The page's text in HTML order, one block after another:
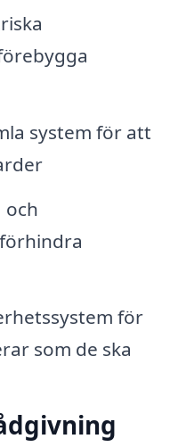
system för att
och
för
som de ska